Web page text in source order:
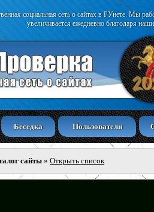
социальная сеть о сайтах в РУнете. Мы
увеличивается ежедневно благодаря
Беседка Пользователи
сайты » Открыть список